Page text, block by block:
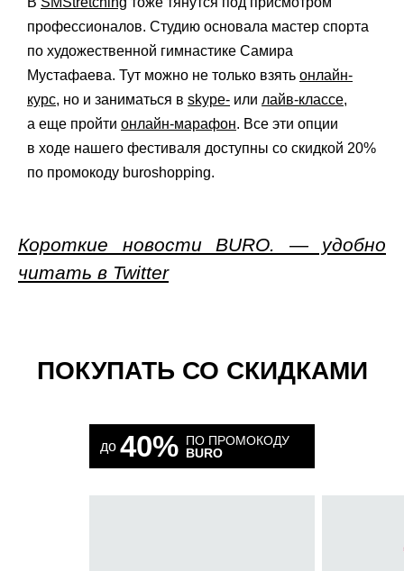
профессионалов. Студию основала мастер спорта
по художественной гимнастике Самира
Мустафаева. Тут можно не только взять онлайн-
курс, но и заниматься в skype- или лайв-классе,
а еще пройти онлайн-марафон. Все эти опции
в ходе нашего фестиваля доступны со скидкой 20%
по промокоду buroshopping.
Короткие новости BURO. — удобно
читать в Twitter